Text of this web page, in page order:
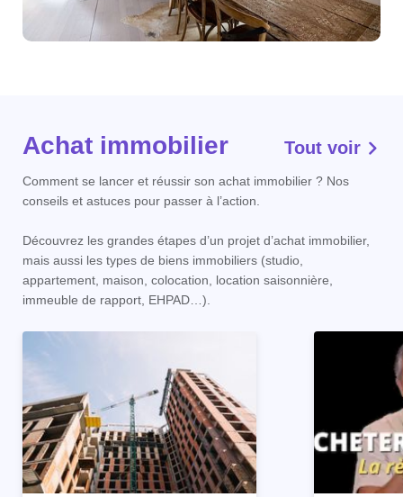
Achat immobilier Tout voir
Comment se lancer et réussir son achat immobilier ? Nos
conseils et astuces pour passer à l’action.
Découvrez les grandes étapes d’un projet d’achat immobilier,
mais aussi les types de biens immobiliers (studio,
appartement, maison, colocation, location saisonnière,
immeuble de rapport, EHPAD…).